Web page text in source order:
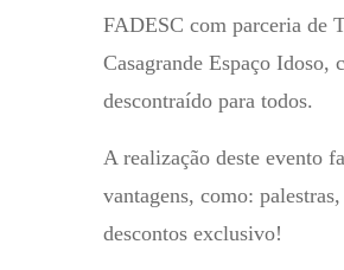
FADESC com parceria de
Casagrande Espaço
descontraído para todos.
A realização deste evento
vantagens, como:
descontos exclusivo!